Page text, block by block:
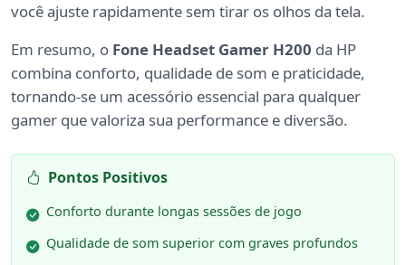
você ajuste rapidamente sem tirar os olhos da tela.
Em resumo, o Fone Headset Gamer H200 da HP
combina conforto, qualidade de som e praticidade,
tornando-se um acessório essencial para qualquer
gamer que valoriza sua performance e diversão.
Pontos Positivos
Conforto durante longas sessões de jogo
Qualidade de som superior com graves profundos